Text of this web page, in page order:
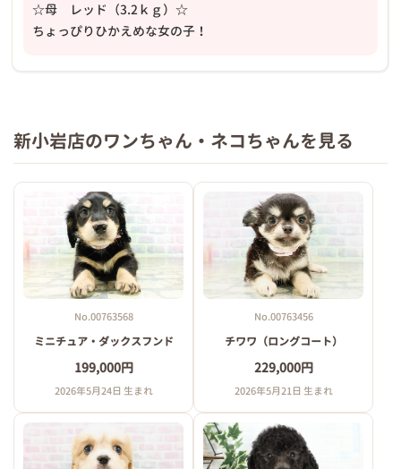
☆母 レッド（3.2ｋｇ）☆
ちょっぴりひかえめな女の子！
新小岩店のワンちゃん・ネコちゃんを見る
No.00763568
ミニチュア・ダックスフンド
199,000円
2026年5月24日 生まれ
No.00763456
チワワ（ロングコート）
229,000円
2026年5月21日 生まれ